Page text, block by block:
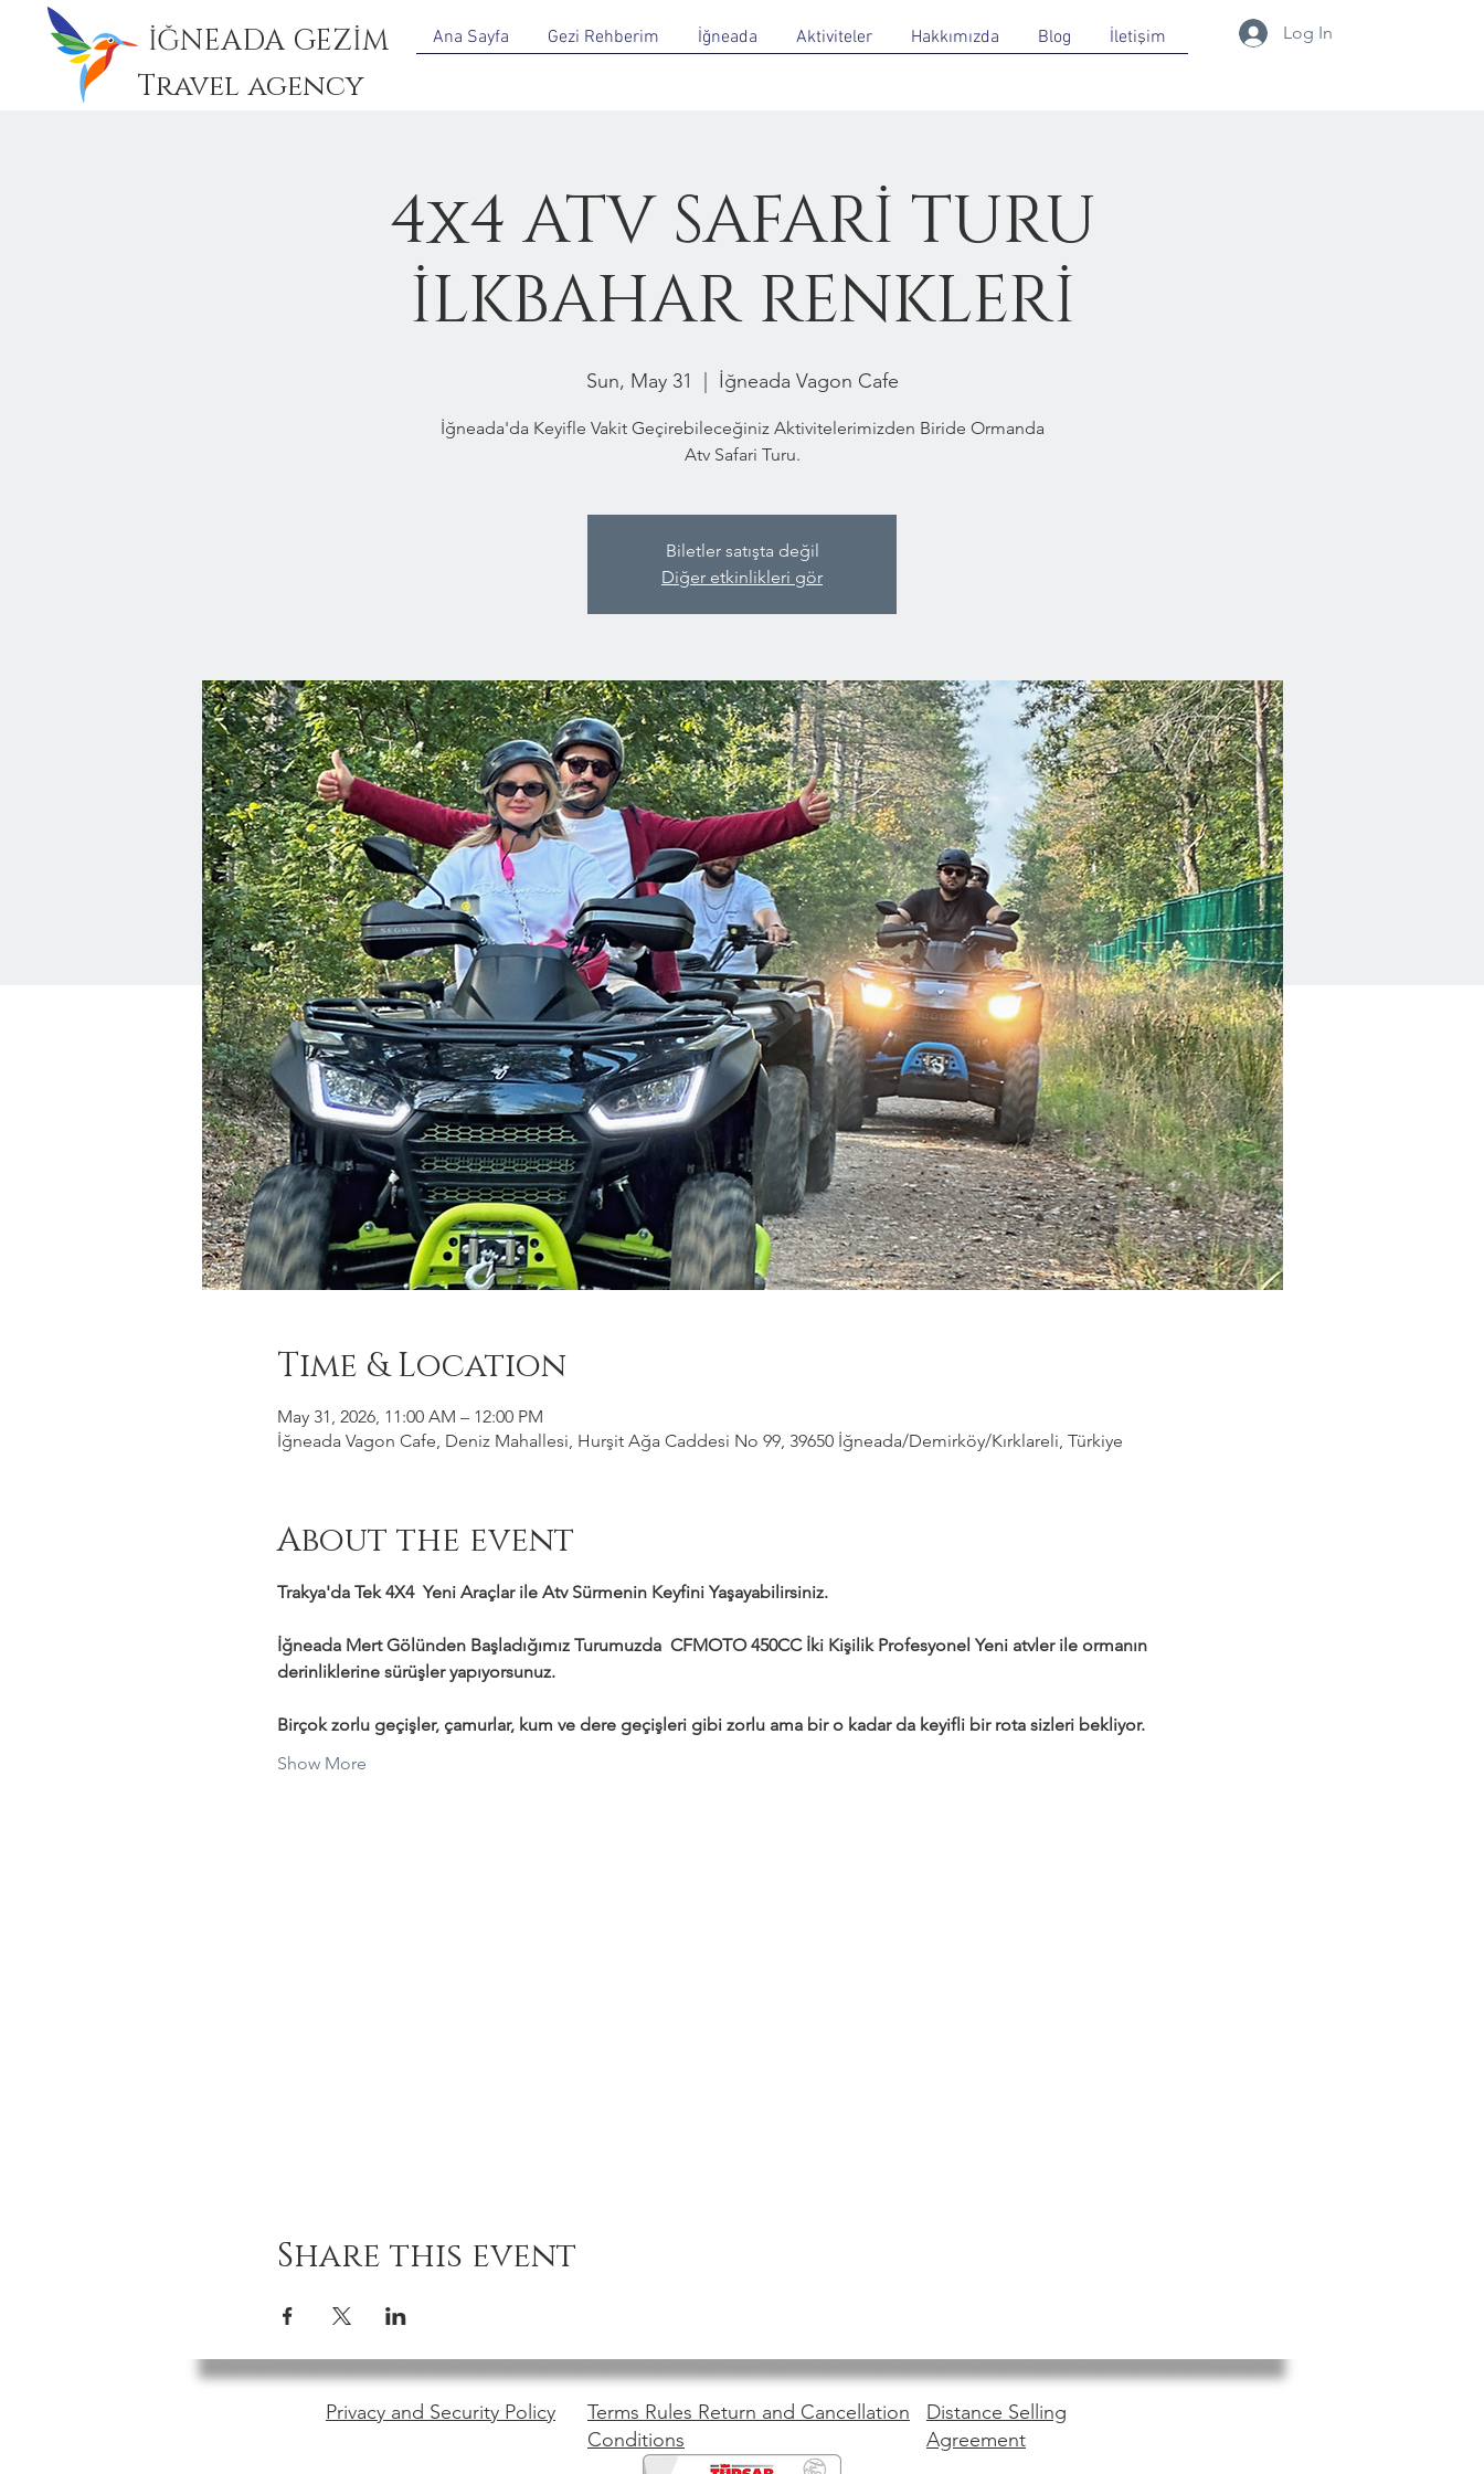
İĞNEADA GEZİM
Travel agency
Ana Sayfa Gezi Rehberim İğneada Aktiviteler Hakkımızda Blog İletişim Log In
4x4 ATV SAFARİ TURU
İLKBAHAR RENKLERİ
Sun, May 31 İğneada Vagon Cafe
İğneada'da Keyifle Vakit Geçirebileceğiniz Aktivitelerimizden Biride Ormanda
Atv Safari Turu.
Biletler satışta değil
Diğer etkinlikleri gör
Time & Location
May 31, 2026, 11:00 AM – 12:00 PM
İğneada Vagon Cafe, Deniz Mahallesi, Hurşit Ağa Caddesi No 99, 39650 İğneada/Demirköy/Kırklareli, Türkiye
About the event
Trakya'da Tek 4X4  Yeni Araçlar ile Atv Sürmenin Keyfini Yaşayabilirsiniz.
İğneada Mert Gölünden Başladığımız Turumuzda  CFMOTO 450CC İki Kişilik Profesyonel Yeni atvler ile ormanın
derinliklerine sürüşler yapıyorsunuz.
Birçok zorlu geçişler, çamurlar, kum ve dere geçişleri gibi zorlu ama bir o kadar da keyifli bir rota sizleri bekliyor.
Show More
Share this event
Privacy and Security Policy
Terms Rules Return and Cancellation
Conditions
Distance Selling
Agreement